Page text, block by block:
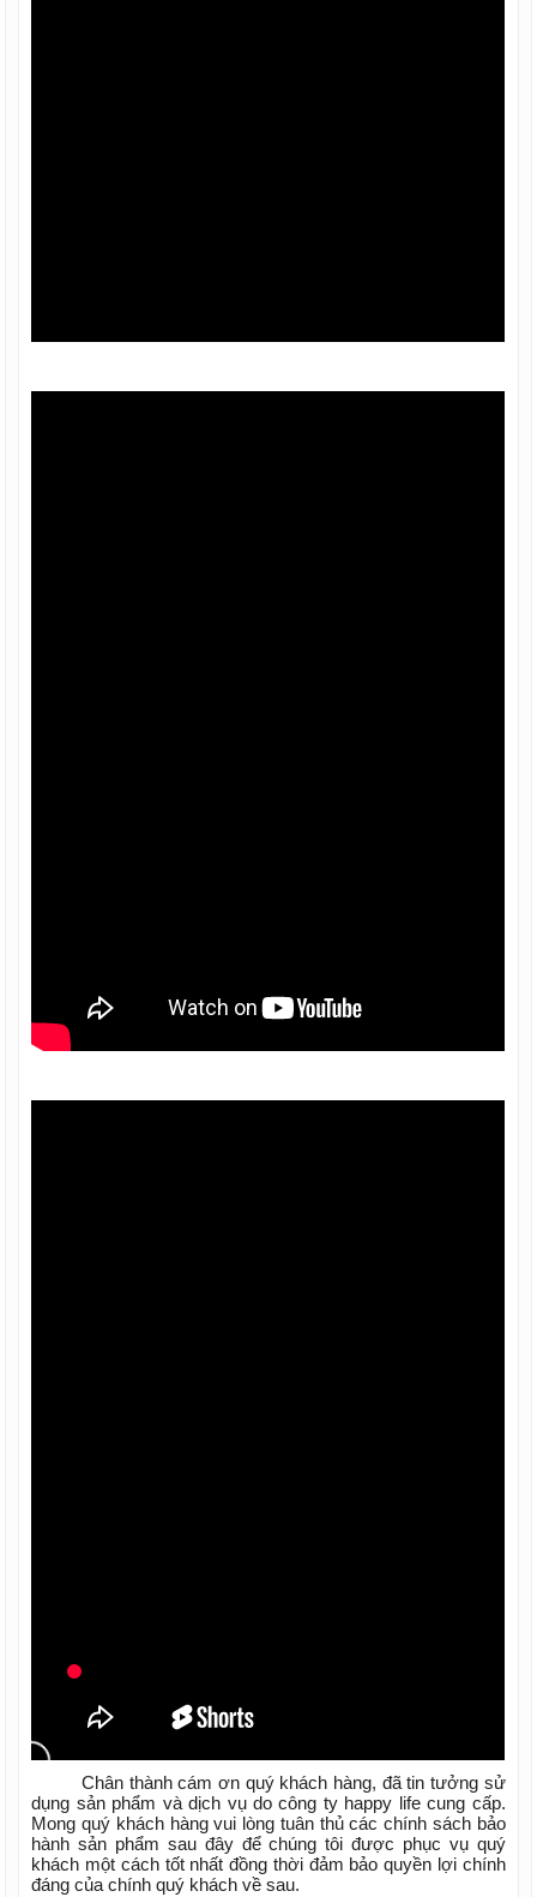
Chân thành cám ơn quý khách hàng, đã tin tưởng sử
dụng sản phẩm và dịch vụ do công ty happy life cung cấp.
Mong quý khách hàng vui lòng tuân thủ các chính sách bảo
hành sản phẩm sau đây để chúng tôi được phục vụ quý
khách một cách tốt nhất đồng thời đảm bảo quyền lợi chính
đáng của chính quý khách về sau.